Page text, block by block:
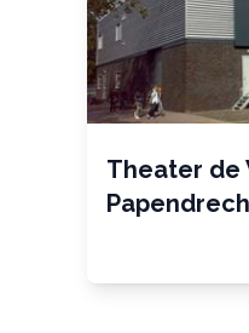
Theater de